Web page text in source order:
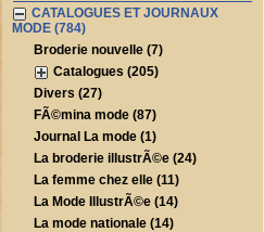
CATALOGUES ET JOURNAUX
MODE (784)
Broderie nouvelle (7)
Catalogues (205)
Divers (27)
FÃ©mina mode (87)
Journal La mode (1)
La broderie illustrÃ©e (24)
La femme chez elle (11)
La Mode IllustrÃ©e (14)
La mode nationale (14)